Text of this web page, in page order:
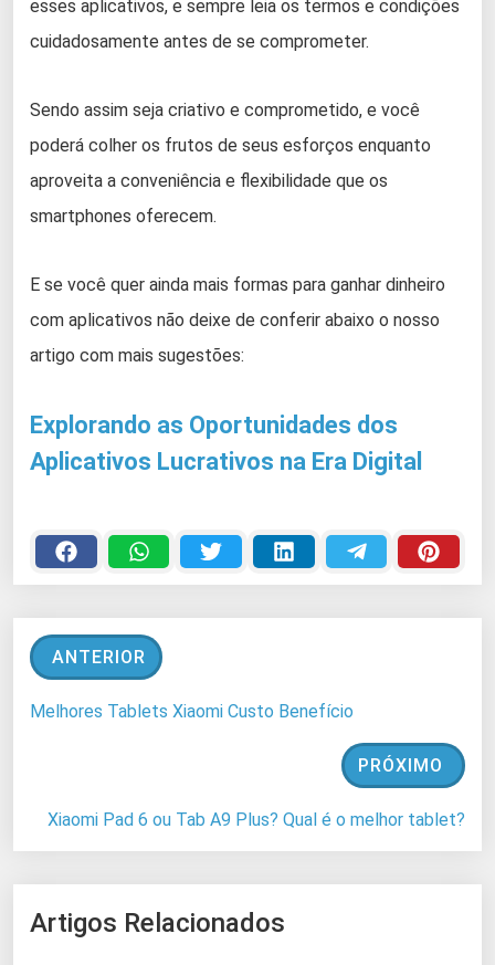
esses aplicativos, e sempre leia os termos e condições
cuidadosamente antes de se comprometer.
Sendo assim seja criativo e comprometido, e você
poderá colher os frutos de seus esforços enquanto
aproveita a conveniência e flexibilidade que os
smartphones oferecem.
E se você quer ainda mais formas para ganhar dinheiro
com aplicativos não deixe de conferir abaixo o nosso
artigo com mais sugestões:
Explorando as Oportunidades dos
Aplicativos Lucrativos na Era Digital
ANTERIOR
Melhores Tablets Xiaomi Custo Benefício
PRÓXIMO
Xiaomi Pad 6 ou Tab A9 Plus? Qual é o melhor tablet?
Artigos Relacionados